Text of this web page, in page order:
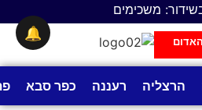
משכימים
הרצליה רעננה כפר סבא
🔔